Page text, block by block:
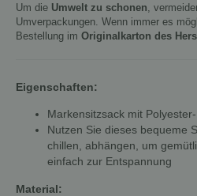
Um die Umwelt zu schonen ,
Umverpackungen. Wenn immer es
Bestellung im Originalkarton des
Eigenschaften:
Markensitzsack mit
Nutzen Sie dieses bequeme
chillen, abhängen, um
einfach zur Entspannung
Material: